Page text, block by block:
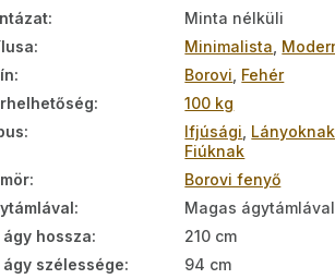
:
Minta nélküli
: Minimalista
: Borovi Fehér
:
100 kg
: Ifjúsági Lányoknak
Fiúknak
:
Borovi fenyő
:
Magas ágytámlával
ágy hossza:
210 cm
ágy szélessége: 94 cm